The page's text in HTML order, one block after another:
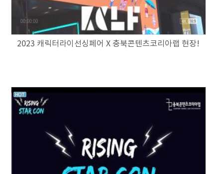
2023 캐릭터라이선싱페어 X 충북콘텐츠코리아랩 현장!